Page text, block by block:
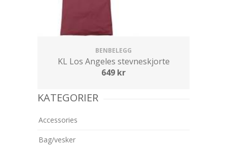
BENBELEGG
KL Los Angeles stevneskjorte
649 kr
KATEGORIER
Accessories
Bag/vesker